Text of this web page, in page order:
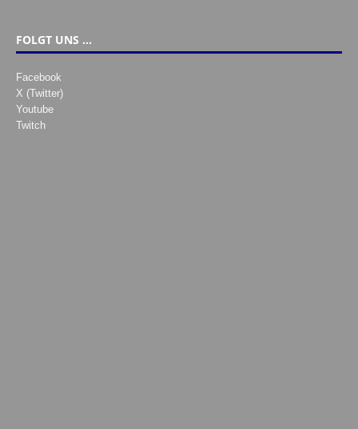
FOLGT UNS …
Facebook
X (Twitter)
Youtube
Twitch